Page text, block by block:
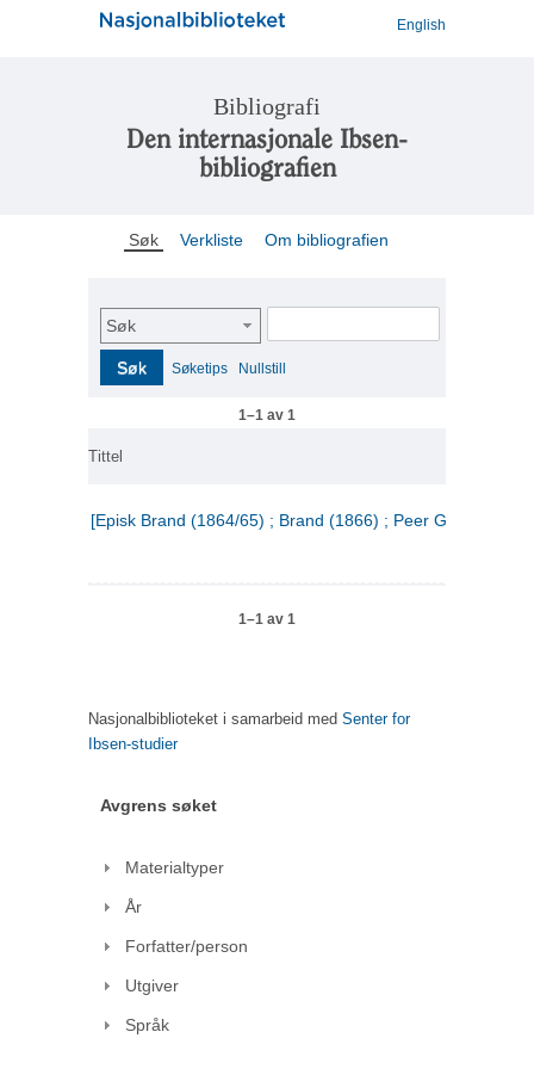
English
Bibliografi
Den internasjonale Ibsen-
bibliografien
Søk Verkliste Om bibliografien
Søk
Søk Søketips Nullstill
1–1 av 1
Tittel
[Episk Brand (1864/65) ; Brand (1866) ; Peer Gynt (1867)]
1–1 av 1
Nasjonalbiblioteket i samarbeid med Senter for
Ibsen-studier
Avgrens søket
Materialtyper
År
Forfatter/person
Utgiver
Språk